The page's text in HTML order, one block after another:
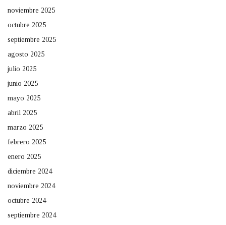
noviembre 2025
octubre 2025
septiembre 2025
agosto 2025
julio 2025
junio 2025
mayo 2025
abril 2025
marzo 2025
febrero 2025
enero 2025
diciembre 2024
noviembre 2024
octubre 2024
septiembre 2024